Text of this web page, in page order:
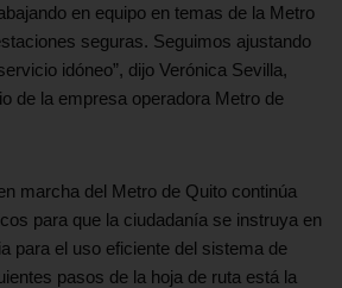
en equipo en temas de la Metro
seguras. Seguimos ajustando
idóneo”, dijo Verónica Sevilla,
de la empresa operadora Metro de
marcha del Metro de Quito continúa
para que la ciudadanía se instruya en
para el uso eficiente del sistema de
pasos de la hoja de ruta está la